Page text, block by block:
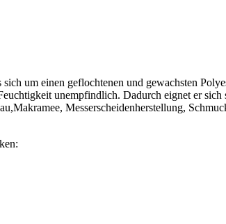
um einen geflochtenen und gewachsten
unempfindlich. Dadurch eignet er
Messerscheidenherstellung,